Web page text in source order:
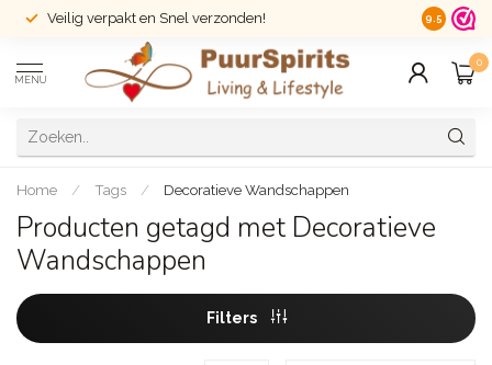
Veilig verpakt en Snel verzonden! 14 dagen
9.5
MENU
0
Home / Tags / Decoratieve Wandschappen
Producten getagd met Decoratieve
Wandschappen
Filters